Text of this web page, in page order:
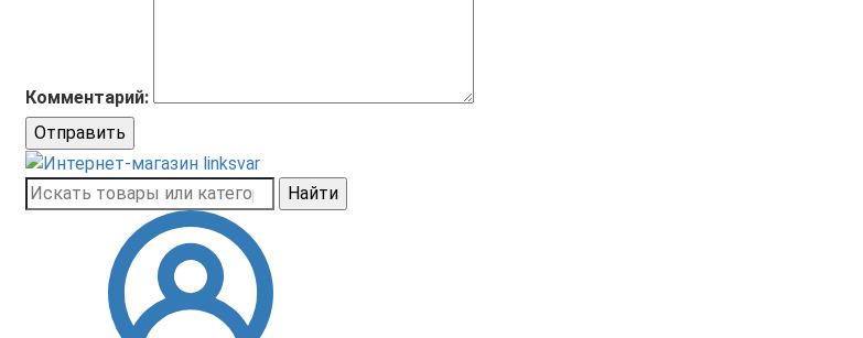
Комментарий:
Отправить
Найти